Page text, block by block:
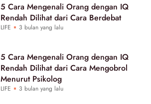
5 Cara Mengenali Orang dengan IQ
Rendah Dilihat dari Cara Berdebat
LIFE 3 bulan yang lalu
5 Cara Mengenali Orang dengan IQ
Rendah Dilihat dari Cara Mengobrol
Menurut Psikolog
LIFE 3 bulan yang lalu